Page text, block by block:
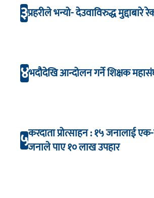
३प्रहरीले भन्यो- देउवाविरुद्ध मुद्दाबारे
४भदौदेखि आन्दोलन गर्ने शिक्षक
५करदाता प्रोत्साहन : १५ जनालाई
जनाले पाए १० लाख उपहार